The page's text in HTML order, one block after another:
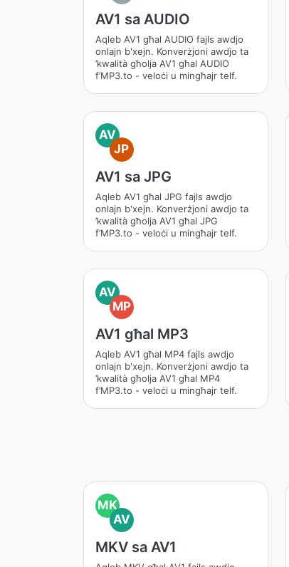
AV1 sa AUDIO
Aqleb AV1 għal AUDIO fajls awdjo
onlajn b'xejn. Konverżjoni awdjo ta
’kwalità għolja AV1 għal AUDIO
f’MP3.to - veloċi u mingħajr telf.
AV
JP
AV1 sa JPG
Aqleb AV1 għal JPG fajls awdjo
onlajn b'xejn. Konverżjoni awdjo ta
’kwalità għolja AV1 għal JPG
f’MP3.to - veloċi u mingħajr telf.
AV
MP
AV1 għal MP3
Aqleb AV1 għal MP4 fajls awdjo
onlajn b'xejn. Konverżjoni awdjo ta
’kwalità għolja AV1 għal MP4
f’MP3.to - veloċi u mingħajr telf.
MK
AV
MKV sa AV1